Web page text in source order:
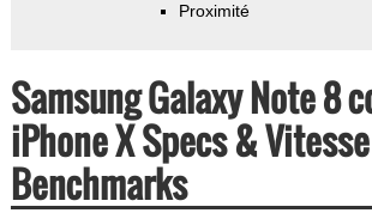
Proximité
Samsung Galaxy Note 8
iPhone X Specs & Vitesse
Benchmarks